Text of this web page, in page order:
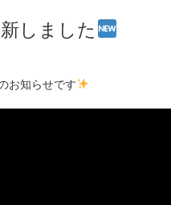
お仕事情報
しました
お知らせです